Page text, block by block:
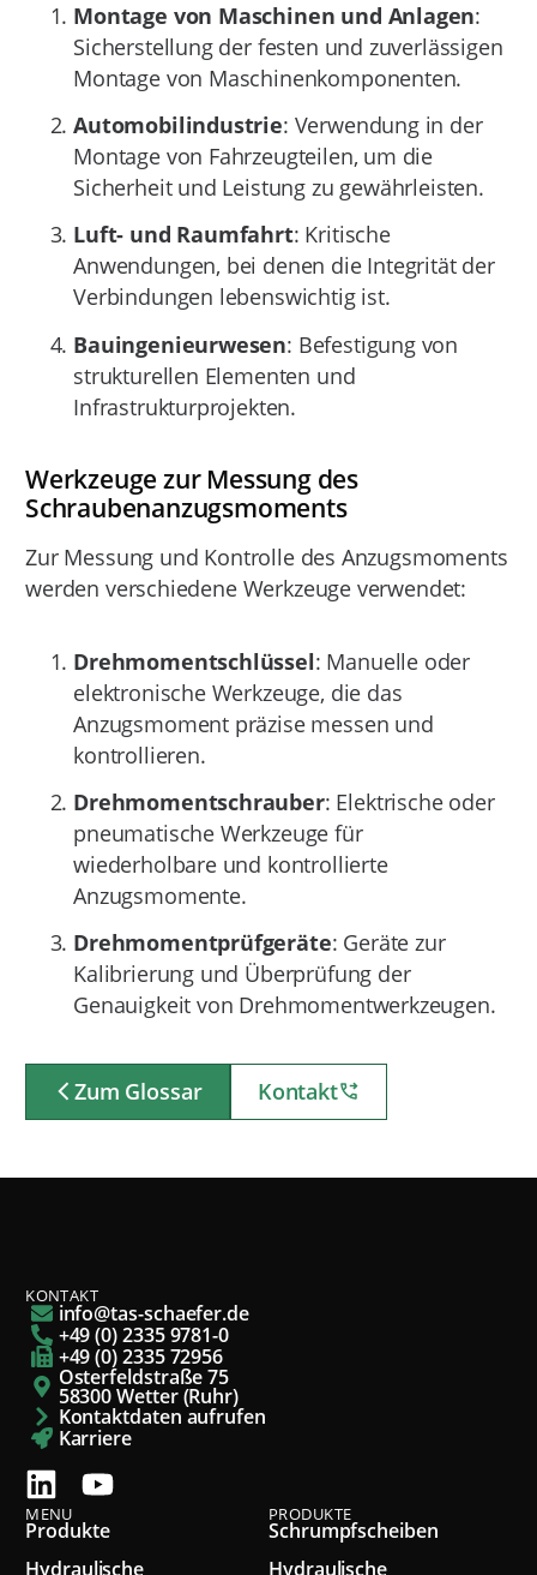
Montage von Maschinen und Anlagen:
Sicherstellung der festen und zuverlässigen
Montage von Maschinenkomponenten.
Automobilindustrie: Verwendung in der
Montage von Fahrzeugteilen, um die
Sicherheit und Leistung zu gewährleisten.
Luft- und Raumfahrt: Kritische
Anwendungen, bei denen die Integrität der
Verbindungen lebenswichtig ist.
Bauingenieurwesen: Befestigung von
strukturellen Elementen und
Infrastrukturprojekten.
Werkzeuge zur Messung des
Schraubenanzugsmoments
Zur Messung und Kontrolle des Anzugsmoments
werden verschiedene Werkzeuge verwendet:
Drehmomentschlüssel: Manuelle oder
elektronische Werkzeuge, die das
Anzugsmoment präzise messen und
kontrollieren.
Drehmomentschrauber: Elektrische oder
pneumatische Werkzeuge für
wiederholbare und kontrollierte
Anzugsmomente.
Drehmomentprüfgeräte: Geräte zur
Kalibrierung und Überprüfung der
Genauigkeit von Drehmomentwerkzeugen.
Zum Glossar Kontakt
KONTAKT
info@tas-schaefer.de
+49 (0) 2335 9781-0
+49 (0) 2335 72956
Osterfeldstraße 75
58300 Wetter (Ruhr)
Kontaktdaten aufrufen
Karriere
MENU
Produkte
Hydraulische
PRODUKTE
Schrumpfscheiben
Hydraulische